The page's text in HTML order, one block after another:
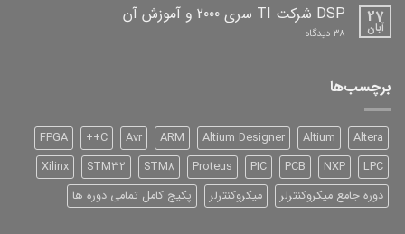
افزار 27
آبان
DSP شرکت TI سری 2000 و آموزش آن
38 دیدگاه برای
آن
برچسب‌ها
Altera
Altium
Altium Designer
ARM
Avr
C++
FPGA
LPC
NXP
PCB
PIC
Proteus
STM8
STM32
Xilinx
دوره جامع میکروکنترلر
میکروکنترلر پکیج کامل تمامی دوره ها